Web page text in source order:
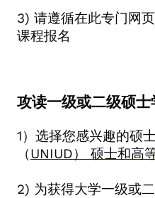
3) 请遵循在此专门网
课程报名
攻读一级或二级硕士
1）选择您感兴趣的硕
（UNIUD） 硕士和高
2) 为获得大学一级或